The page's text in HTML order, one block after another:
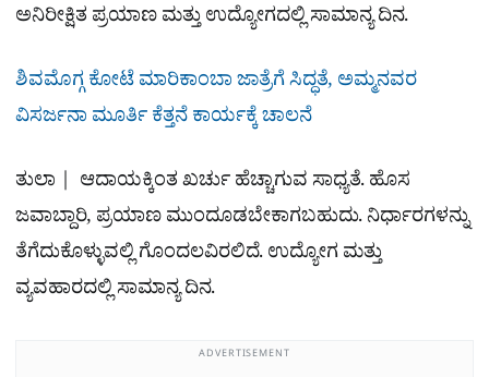
ಅನಿರೀಕ್ಷಿತ ಪ್ರಯಾಣ ಮತ್ತು ಉದ್ಯೋಗದಲ್ಲಿ ಸಾಮಾನ್ಯ ದಿನ.
ಶಿವಮೊಗ್ಗ ಕೋಟೆ ಮಾರಿಕಾಂಬಾ ಜಾತ್ರೆಗೆ ಸಿದ್ಧತೆ, ಅಮ್ಮನವರ
ವಿಸರ್ಜನಾ ಮೂರ್ತಿ ಕೆತ್ತನೆ ಕಾರ್ಯಕ್ಕೆ ಚಾಲನೆ
ತುಲಾ | ಆದಾಯಕ್ಕಿಂತ ಖರ್ಚು ಹೆಚ್ಚಾಗುವ ಸಾಧ್ಯತೆ. ಹೊಸ
ಜವಾಬ್ದಾರಿ, ಪ್ರಯಾಣ ಮುಂದೂಡಬೇಕಾಗಬಹುದು. ನಿರ್ಧಾರಗಳನ್ನು
ತೆಗೆದುಕೊಳ್ಳುವಲ್ಲಿ ಗೊಂದಲವಿರಲಿದೆ. ಉದ್ಯೋಗ ಮತ್ತು
ವ್ಯವಹಾರದಲ್ಲಿ ಸಾಮಾನ್ಯ ದಿನ.
ADVERTISEMENT